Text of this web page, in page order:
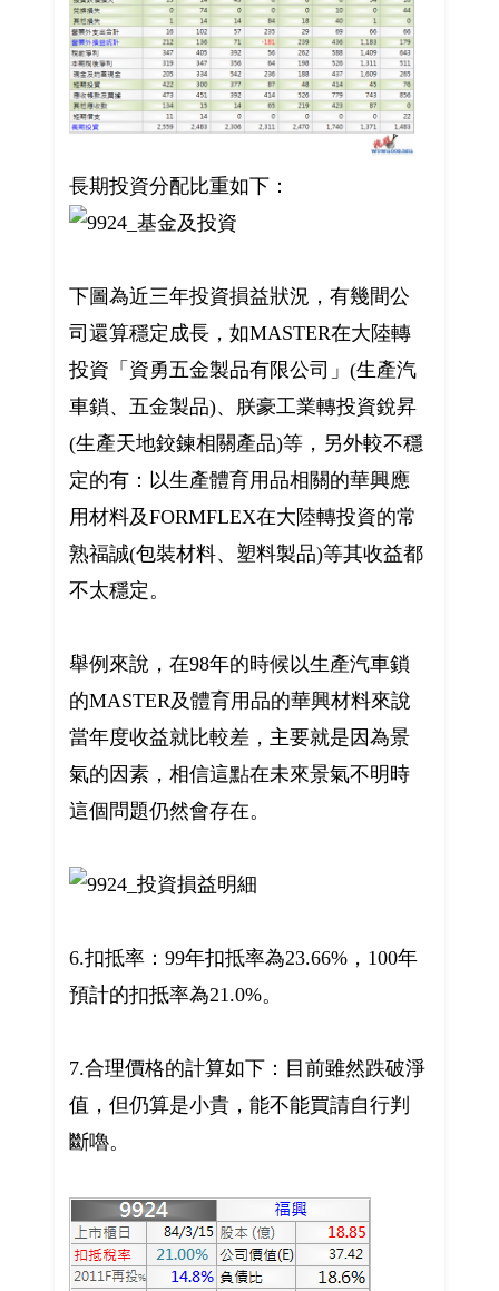
長期投資分配比重如下：
下圖為近三年投資損益狀況，有幾間公
司還算穩定成長，如MASTER在大陸轉
投資「資勇五金製品有限公司」(生產汽
車鎖、五金製品)、朕豪工業轉投資銳昇
(生產天地鉸鍊相關產品)等，另外較不穩
定的有：以生產體育用品相關的華興應
用材料及FORMFLEX在大陸轉投資的常
熟福誠(包裝材料、塑料製品)等其收益都
不太穩定。
舉例來說，在98年的時候以生產汽車鎖
的MASTER及體育用品的華興材料來說
當年度收益就比較差，主要就是因為景
氣的因素，相信這點在未來景氣不明時
這個問題仍然會存在。
6.扣抵率：99年扣抵率為23.66%，100年
預計的扣抵率為21.0%。
7.合理價格的計算如下：目前雖然跌破淨
值，但仍算是小貴，能不能買請自行判
斷嚕。